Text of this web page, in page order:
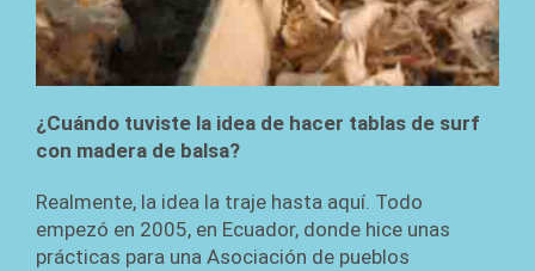
¿Cuándo tuviste la idea de hacer tablas de surf
con madera de balsa?
Realmente, la idea la traje hasta aquí. Todo
empezó en 2005, en Ecuador, donde hice unas
prácticas para una Asociación de pueblos